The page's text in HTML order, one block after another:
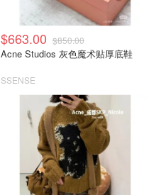
$663.00 $850.00
Acne Studios 灰色魔术贴厚底鞋
SSENSE